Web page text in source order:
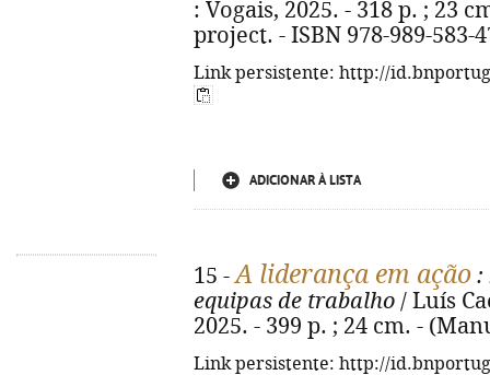
: Vogais, 2025. - 318 p. ; 23
project. - ISBN 978-989-583-
Link persistente: http://
ADICIONAR À LISTA
15 -A liderança em ação :
equipas de trabalho / Luís
2025. - 399 p. ; 24 cm. -
Link persistente: http://